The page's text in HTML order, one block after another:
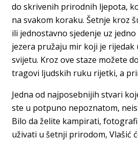
do skrivenih prirodnih ljepota,
na svakom koraku. Šetnje kroz
ili jednostavno sjedenje uz
jezera pružaju mir koji je
svijetu. Kroz ove staze možete
tragovi ljudskih ruku rijetki, a
Jedna od najposebnijih stvari
ste u potpuno nepoznatom,
Bilo da želite kampirati,
uživati u šetnji prirodom, Vlašić